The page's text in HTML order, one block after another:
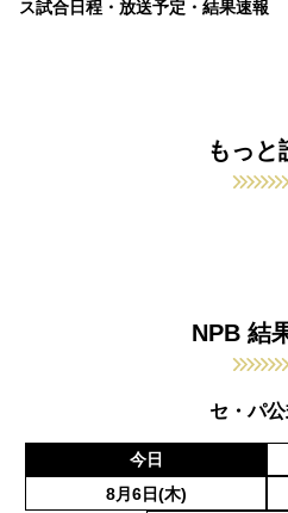
ス試合日程・放送予定・結果速報
もっと
NPB 結
セ・パ
今日
8月6日(木)